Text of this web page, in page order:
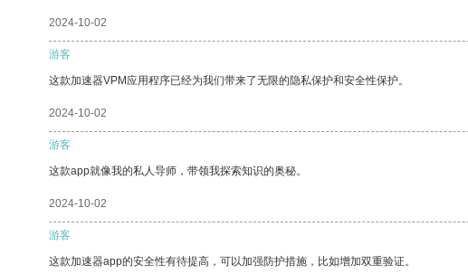
2024-10-02
游客
这款加速器VPM应用程序已经为我们带来了无限的隐私保护和安全性保护。
2024-10-02
游客
这款app就像我的私人导师，带领我探索知识的奥秘。
2024-10-02
游客
这款加速器app的安全性有待提高，可以加强防护措施，比如增加双重验证。